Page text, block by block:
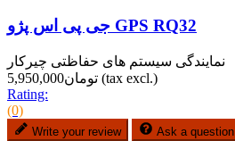
جی پی اس پژو GPS RQ32
نمایندگی سیستم های حفاظتی چیرکار
تومان5,950,000 (tax excl.)
Rating:
(0)
Write your review Ask a question